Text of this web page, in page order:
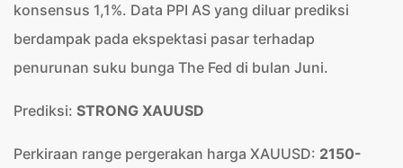
konsensus 1,1%. Data PPI AS yang diluar prediksi
berdampak pada ekspektasi pasar terhadap
penurunan suku bunga The Fed di bulan Juni.
Prediksi: STRONG XAUUSD
Perkiraan range pergerakan harga XAUUSD: 2150-